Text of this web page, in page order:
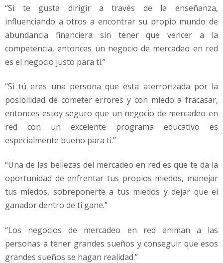
“Si te gusta dirigir a través de la enseñanza,
influenciando a otros a encontrar su propio mundo de
abundancia financiera sin tener que vencer a la
competencia, entonces un negocio de mercadeo en red
es el negocio justo para ti.”
“Si tú eres una persona que esta aterrorizada por la
posibilidad de cometer errores y con miedo a fracasar,
entonces estoy seguro que un negocio de mercadeo en
red con un excelente programa educativo es
especialmente bueno para ti.”
“Una de las bellezas del mercadeo en red es que te da la
oportunidad de enfrentar tus propios miedos, manejar
tus miedos, sobreponerte a tus miedos y dejar que el
ganador dentro de ti gane.”
“Los negocios de mercadeo en red animan a las
personas a tener grandes sueños y conseguir que esos
grandes sueños se hagan realidad.”